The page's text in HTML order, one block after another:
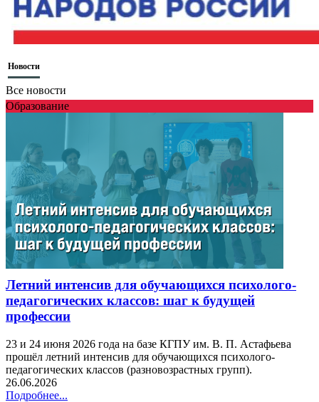
Новости
Все новости
Образование
Летний интенсив для обучающихся психолого-
педагогических классов: шаг к будущей
профессии
23 и 24 июня 2026 года на базе КГПУ им. В. П. Астафьева
прошёл летний интенсив для обучающихся психолого-
педагогических классов (разновозрастных групп).
26.06.2026
Подробнее...